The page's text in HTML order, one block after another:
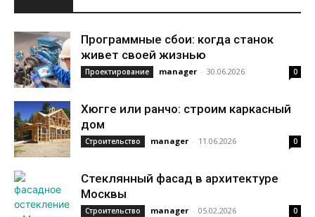
Программные сбои: когда станок
живет своей жизнью
Проектирование manager - 30.06.2026 0
Хюгге или ранчо: строим каркасный
дом
Строительство manager - 11.06.2026 0
Стеклянный фасад в архитектуре
Москвы
Строительство manager - 05.02.2026 0